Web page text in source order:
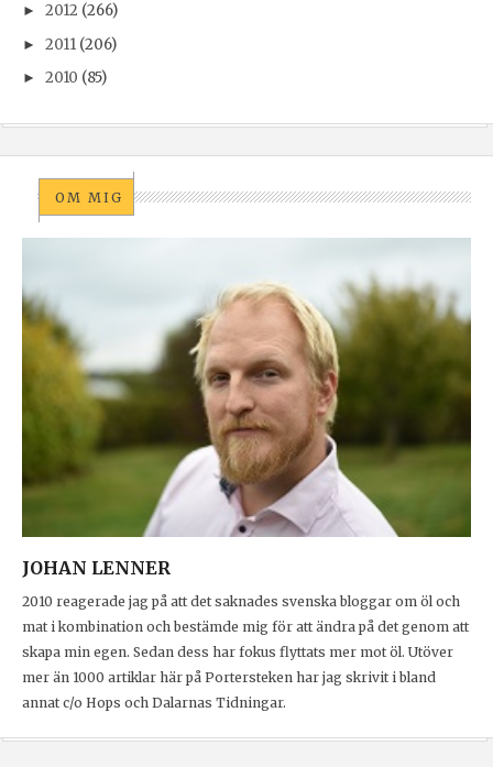
► 2012 (266)
► 2011 (206)
► 2010 (85)
OM MIG
JOHAN LENNER
2010 reagerade jag på att det saknades svenska bloggar om öl och
mat i kombination och bestämde mig för att ändra på det genom att
skapa min egen. Sedan dess har fokus flyttats mer mot öl. Utöver
mer än 1000 artiklar här på Portersteken har jag skrivit i bland
annat c/o Hops och Dalarnas Tidningar.